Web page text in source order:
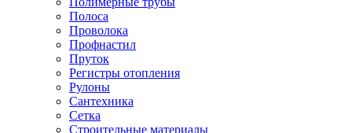
Полоса
Проволока
Профнастил
Пруток
Регистры отопления
Рулоны
Сантехника
Сетка
Строительные материалы